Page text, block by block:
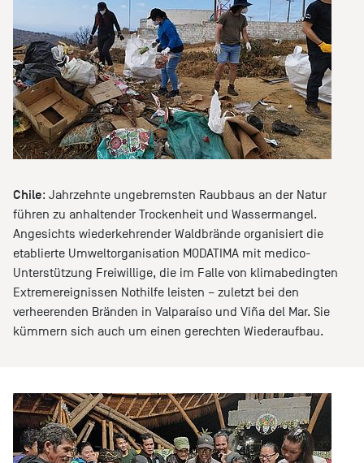
Chile: Jahrzehnte ungebremsten Raubbaus an der Natur
führen zu anhaltender Trockenheit und Wassermangel.
Angesichts wiederkehrender Waldbrände organisiert die
etablierte Umweltorganisation MODATIMA mit medico-
Unterstützung Freiwillige, die im Falle von klimabedingten
Extremereignissen Nothilfe leisten – zuletzt bei den
verheerenden Bränden in Valparaíso und Viña del Mar. Sie
kümmern sich auch um einen gerechten Wiederaufbau.